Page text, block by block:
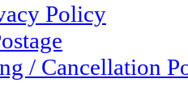
Policy
/ Cancellation